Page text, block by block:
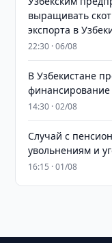
выращивать
экспорта в
22:30 · 06/08
В Узбекистане
финансирование
14:30 · 02/08
Случай с
увольнениям и
16:15 · 01/08